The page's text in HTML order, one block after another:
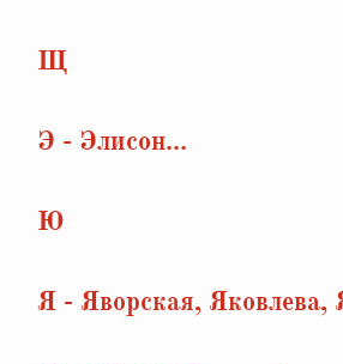
Щ
Э - Элисон...
Ю
Я - Яворская, Яковлева,